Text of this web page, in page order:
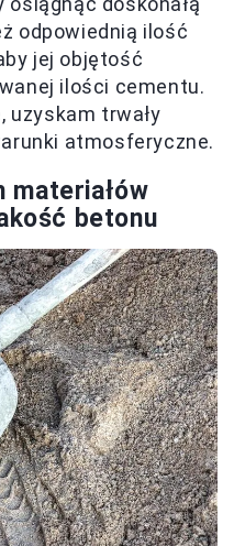
odpowiednią ilość
jej objętość
ilości cementu.
uzyskam trwały
atmosferyczne.
materiałów
betonu